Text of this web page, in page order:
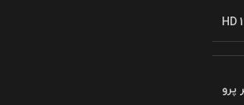
HD
پرو